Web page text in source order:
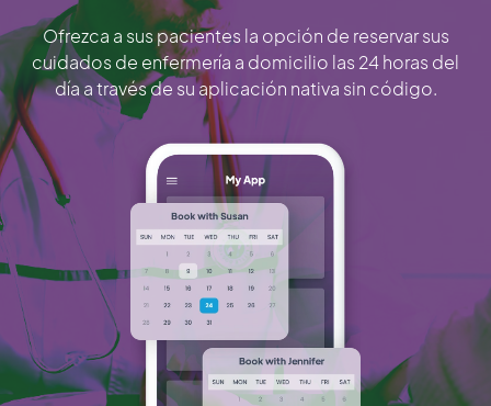
Ofrezca a sus pacientes la opción de reservar sus
cuidados de enfermería a domicilio las 24 horas del
día a través de su aplicación nativa sin código.